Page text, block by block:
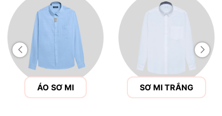
ÁO SƠ MI SƠ MI TRẮNG